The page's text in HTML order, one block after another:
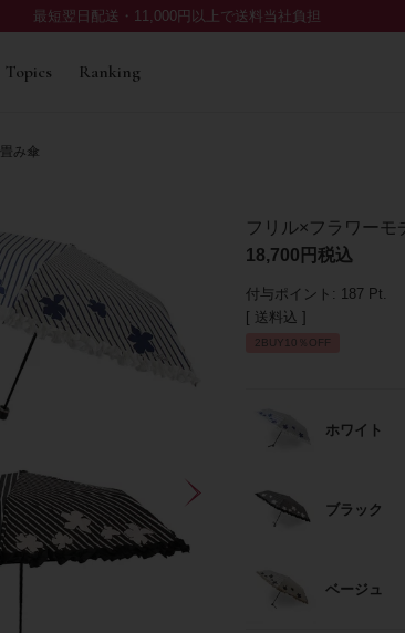
最短翌日配送・11,000円以上で送料当社負担
Topics Ranking
み傘
フリル×フラワーモ
18,700
税込
付与ポイント: 187 Pt.
送料込
2BUY10％OFF
ホワイト
ブラック
ベージュ